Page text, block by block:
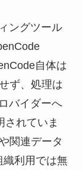
ングツール
自体は
ず、処理は
バイダーへ
されていま
関連データ
織利用では無